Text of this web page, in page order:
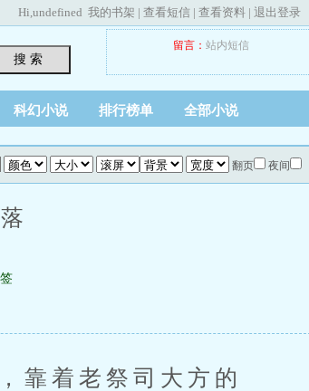
Hi,undefined 我的书架 | 查看短信 | 查看资料 | 退出登录
搜 索
留言： 站内短信
科幻小说 排行榜单 全部小说
翻页 夜间
着老祭司大方的